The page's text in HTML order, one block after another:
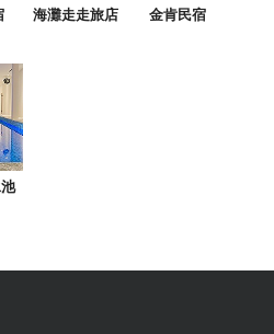
筍湯有出乎意料， 聽說乾麵也不
15 13:35:53
份量跟價格也很合理 老闆都很熱
過開始想念那個鵝肉的鮮甜味了
海灘走走旅店 金肯民宿